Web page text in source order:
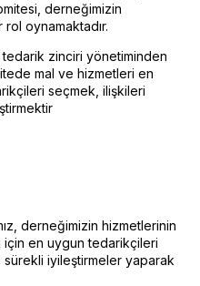
derneğimizin
oynamaktadır.
zinciri yönetiminden
mal ve hizmetleri en
seçmek, ilişkileri
derneğimizin hizmetlerinin
en uygun tedarikçileri
iyileştirmeler yaparak